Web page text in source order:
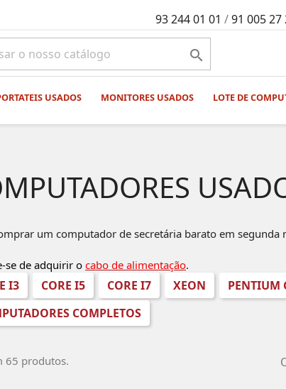
93 244 01 01 /91 005 27

USADOS MONITORES USADOS LOTE DE
um computador de secretária barato em segunda
se de adquirir o cabo de alimentação.
I3 CORE I5 CORE I7 XEON PENTIUM
COMPLETOS
65 produtos.